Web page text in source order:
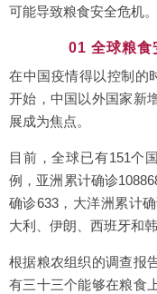
可能导致粮食安全危机。
01 全球粮食
在中国疫情得以控制的
开始，中国以外国家新
展成为焦点。
目前，全球已有151个
例，亚洲累计确诊
确诊633，大洋洲累计
大利、伊朗、西班牙和
根据粮农组织的调查报
有三十三个能够在粮食